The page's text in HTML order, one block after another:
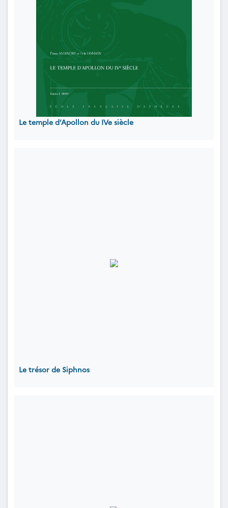
Le temple d’Apollon du IVe siècle
Le trésor de Siphnos